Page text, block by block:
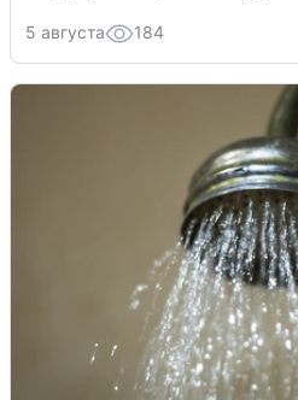
5 августа 184